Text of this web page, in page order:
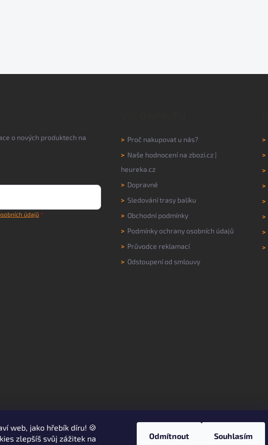
web, jako hřebík díru! 🍪
zlepšíš svůj zážitek na
Odmítnout Souhlasím
o nových produktech na
údajů
> Proč nakupovat u nás?
> Naše hodnocení na zbozi.cz |
heureka.cz
> Dopravné
> Sledování trasy balíku
> Obchodní podmínky
> Podmínky ochrany osobních údajů
> Průvodce reklamací
> Odstoupení od smlouvy
>
>
>
>
>
>
>
>